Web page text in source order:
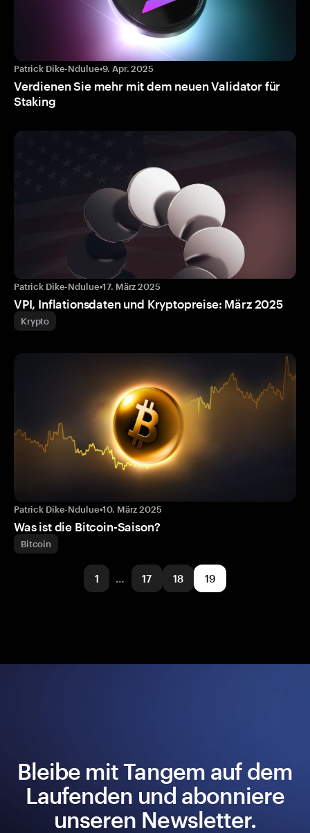
Patrick Dike-Ndulue•9. Apr. 2025
Verdienen Sie mehr mit dem neuen Validator für
Staking
Patrick Dike-Ndulue•17. März 2025
VPI, Inflationsdaten und Kryptopreise: März 2025
Krypto
Patrick Dike-Ndulue•10. März 2025
Was ist die Bitcoin-Saison?
Bitcoin
1 … 17 18 19
Bleibe mit Tangem auf dem
Laufenden und abonniere
unseren Newsletter.